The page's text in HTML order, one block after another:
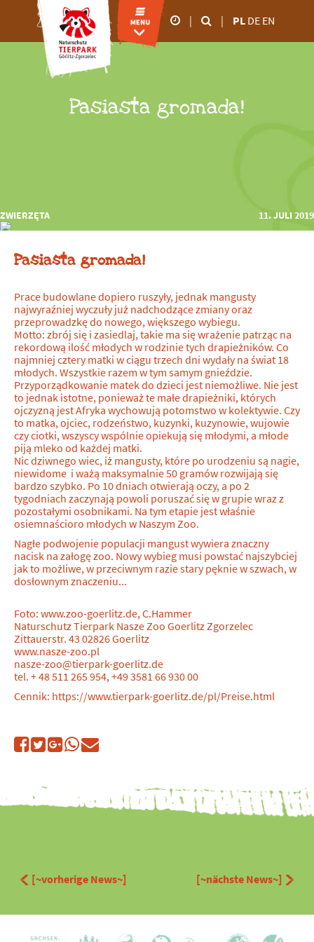
godziny otwarcia
09.00 - 18:00
| | PL DE EN
Pasiasta gromada!
ZWIERZĘTA 11. JULI 2019
Pasiasta gromada!
Prace budowlane dopiero ruszyły, jednak mangusty
najwyraźniej wyczuły już nadchodzące zmiany oraz
przeprowadzkę do nowego, większego wybiegu.
Motto: zbrój się i zasiedlaj, takie ma się wrażenie patrząc na
rekordową ilość młodych w rodzinie tych drapieżników. Co
najmniej cztery matki w ciągu trzech dni wydały na świat 18
młodych. Wszystkie razem w tym samym gnieździe.
Przyporządkowanie matek do dzieci jest niemożliwe. Nie jest
to jednak istotne, ponieważ te małe drapieżniki, których
ojczyzną jest Afryka wychowują potomstwo w kolektywie. Czy
to matka, ojciec, rodzeństwo, kuzynki, kuzynowie, wujowie
czy ciotki, wszyscy wspólnie opiekują się młodymi, a młode
piją mleko od każdej matki.
Nic dziwnego wiec, iż mangusty, które po urodzeniu są nagie,
niewidome i ważą maksymalnie 50 gramów rozwijają się
bardzo szybko. Po 10 dniach otwierają oczy, a po 2
tygodniach zaczynają powoli poruszać się w grupie wraz z
pozostałymi osobnikami. Na tym etapie jest właśnie
osiemnaścioro młodych w Naszym Zoo.
Nagłe podwojenie populacji mangust wywiera znaczny
nacisk na załogę zoo. Nowy wybieg musi powstać najszybciej
jak to możliwe, w przeciwnym razie stary pęknie w szwach, w
dosłownym znaczeniu...
Foto: www.zoo-goerlitz.de, C.Hammer
Naturschutz Tierpark Nasze Zoo Goerlitz Zgorzelec
Zittauerstr. 43 02826 Goerlitz
www.nasze-zoo.pl
nasze-zoo@tierpark-goerlitz.de
tel. + 48 511 265 954, +49 3581 66 930 00
Cennik: https://www.tierpark-goerlitz.de/pl/Preise.html
[~vorherige News~] [~nächste News~]